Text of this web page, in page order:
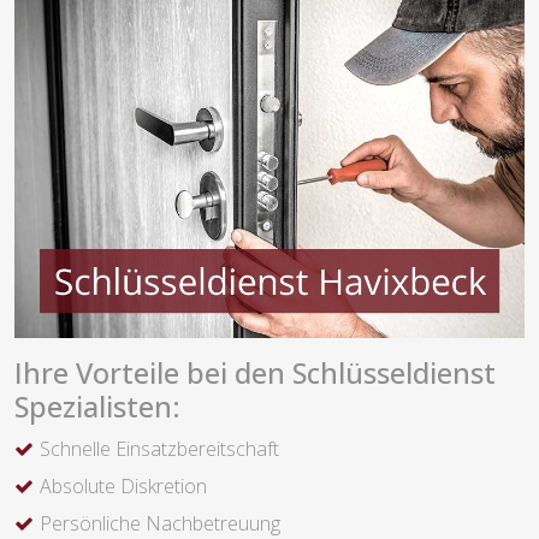
Ihre Vorteile bei den Schlüsseldienst
Spezialisten:
Schnelle Einsatzbereitschaft
Absolute Diskretion
Persönliche Nachbetreuung